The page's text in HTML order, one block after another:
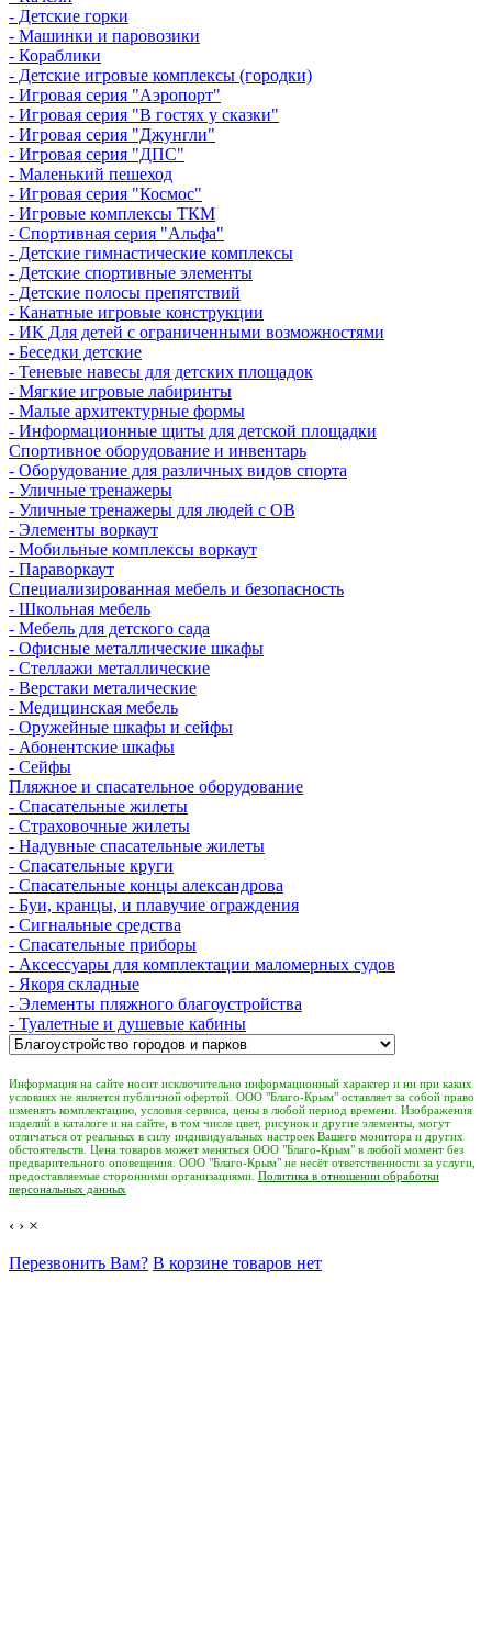
- Детские горки
- Машинки и паровозики
- Кораблики
- Детские игровые комплексы (городки)
- Игровая серия "Аэропорт"
- Игровая серия "В гостях у сказки"
- Игровая серия "Джунгли"
- Игровая серия "ДПС"
- Маленький пешеход
- Игровая серия "Космос"
- Игровые комплексы ТКМ
- Спортивная серия "Альфа"
- Детские гимнастические комплексы
- Детские спортивные элементы
- Детские полосы препятствий
- Канатные игровые конструкции
- ИК Для детей с ограниченными возможностями
- Беседки детские
- Теневые навесы для детских площадок
- Мягкие игровые лабиринты
- Малые архитектурные формы
- Информационные щиты для детской площадки
Спортивное оборудование и инвентарь
- Оборудование для различных видов спорта
- Уличные тренажеры
- Уличные тренажеры для людей с ОВ
- Элементы воркаут
- Мобильные комплексы воркаут
- Параворкаут
Cпециализированная мебель и безопасность
- Школьная мебель
- Мебель для детского сада
- Офисные металлические шкафы
- Стеллажи металлические
- Верстаки металические
- Медицинская мебель
- Оружейные шкафы и сейфы
- Абонентские шкафы
- Сейфы
Пляжное и спасательное оборудование
- Спасательные жилеты
- Страховочные жилеты
- Надувные спасательные жилеты
- Спасательные круги
- Спасательные концы александрова
- Буи, кранцы, и плавучие ограждения
- Сигнальные средства
- Спасательные приборы
- Аксессуары для комплектации маломерных судов
- Якоря складные
- Элементы пляжного благоустройства
- Туалетные и душевые кабины
Информация на сайте носит исключительно информационный характер и ни при каких
условиях не является публичной офертой. ООО "Благо-Крым" оставляет за собой право
изменять комплектацию, условия сервиса, цены в любой период времени. Изображения
изделий в каталоге и на сайте, в том числе цвет, рисунок и другие элементы, могут
отличаться от реальных в силу индивидуальных настроек Вашего монитора и других
обстоятельств. Цена товаров может меняться ООО "Благо-Крым" в любой момент без
предварительного оповещения. ООО "Благо-Крым" не несёт ответственности за услуги,
предоставляемые сторонними организациями. Политика в отношении обработки
персональных данных
‹ › ×
Перезвонить Вам? В корзине товаров нет